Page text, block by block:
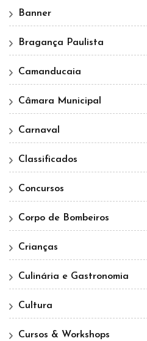
Banner
Bragança Paulista
Camanducaia
Câmara Municipal
Carnaval
Classificados
Concursos
Corpo de Bombeiros
Crianças
Culinária e Gastronomia
Cultura
Cursos & Workshops